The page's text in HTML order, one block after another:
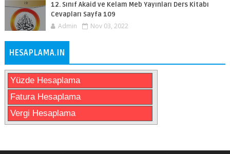
12. Sınıf Akaid ve Kelam Meb Yayınları Ders Kitabı
Cevapları Sayfa 109
Admin Nov 03, 2022
HESAPLAMA.IN
Yüzde Hesaplama
Fatura Hesaplama
Vergi Hesaplama